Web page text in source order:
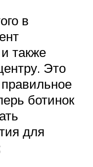
в
также
Это
ботинок
для